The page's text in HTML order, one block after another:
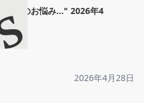
！ そのお悩み..." 2026年4
28日
2026年4月28日